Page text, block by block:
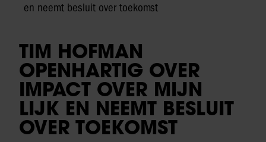
en neemt besluit over toekomst
TIM HOFMAN
OPENHARTIG OVER
IMPACT OVER MIJN
LIJK EN NEEMT BESLUIT
OVER TOEKOMST